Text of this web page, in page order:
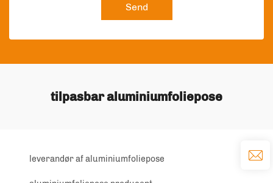
Send
tilpasbar aluminiumfoliepose
leverandør af aluminiumfoliepose